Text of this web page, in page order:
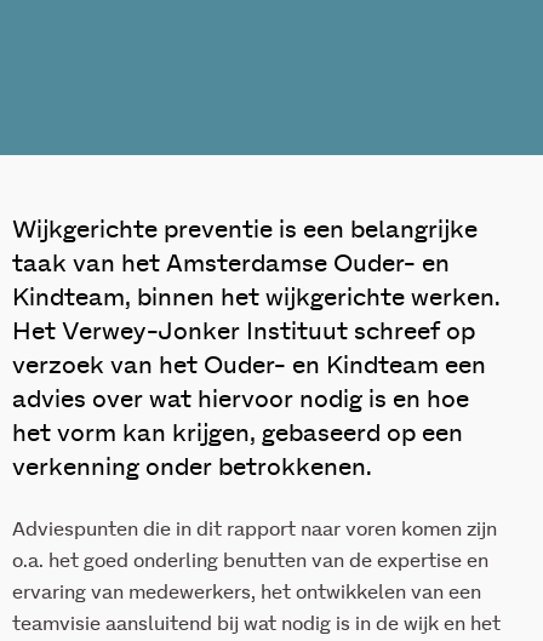
Wijkgerichte preventie is een belangrijke
taak van het Amsterdamse Ouder- en
Kindteam, binnen het wijkgerichte werken.
Het Verwey-Jonker Instituut schreef op
verzoek van het Ouder- en Kindteam een
advies over wat hiervoor nodig is en hoe
het vorm kan krijgen, gebaseerd op een
verkenning onder betrokkenen.
Adviespunten die in dit rapport naar voren komen zijn
o.a. het goed onderling benutten van de expertise en
ervaring van medewerkers, het ontwikkelen van een
teamvisie aansluitend bij wat nodig is in de wijk en het